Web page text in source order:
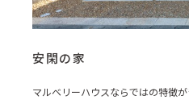
安閑の家
マルベリーハウスならではの特徴